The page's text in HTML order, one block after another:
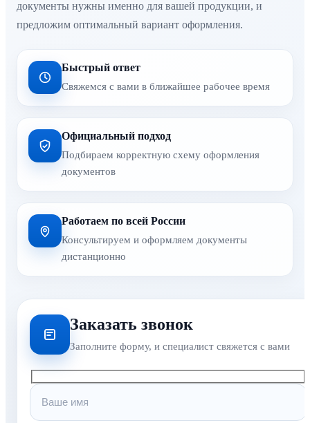
документы нужны именно для вашей продукции, и
предложим оптимальный вариант оформления.
Быстрый ответ
Свяжемся с вами в ближайшее рабочее время
Официальный подход
Подбираем корректную схему оформления
документов
Работаем по всей России
Консультируем и оформляем документы
дистанционно
Заказать звонок
Заполните форму, и специалист свяжется с вами